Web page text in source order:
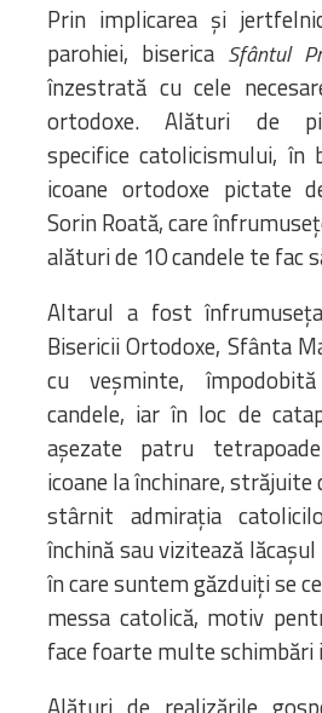
Prin implicarea și
parohiei, biserica Sfântul
înzestrată cu cele
ortodoxe. Alături de
specifice catolicismului, în
icoane ortodoxe pictate
Sorin Roată, care
alături de 10 candele te fac
Altarul a fost
Bisericii Ortodoxe, Sfânta
cu veșminte,
candele, iar în loc de
așezate patru
icoane la închinare, străjuite
stârnit admirația
închină sau vizitează
în care suntem găzduiți se
messa catolică, motiv
face foarte multe schimbări